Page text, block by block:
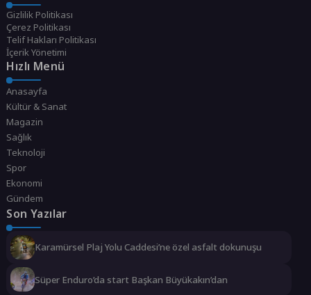
Gizlilik Politikası
Çerez Politikası
Telif Hakları Politikası
İçerik Yönetimi
Hızlı Menü
Anasayfa
Kültür & Sanat
Magazin
Sağlık
Teknoloji
Spor
Ekonomi
Gündem
Son Yazılar
Karamürsel Plaj Yolu Caddesi’ne özel asfalt dokunuşu
Süper Enduro’da start Başkan Büyükakın’dan